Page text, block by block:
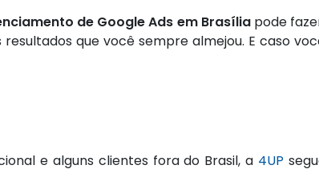
de Google Ads em Brasíliapode
que você sempre almejou. E caso
e alguns clientes fora do Brasil, a 4UP